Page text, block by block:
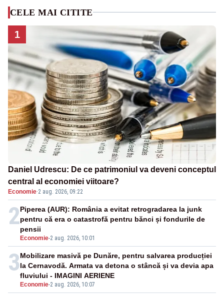
CELE MAI CITITE
1
Daniel Udrescu: De ce patrimoniul va deveni conceptul
central al economiei viitoare?
Economie·2 aug. 2026, 09:22
2
Economie-2 aug. 2026, 10:01
Piperea (AUR): România a evitat retrogradarea la junk
pentru că era o catastrofă pentru bănci și fondurile de
pensii
3
Economie-2 aug. 2026, 10:07
Mobilizare masivă pe Dunăre, pentru salvarea producției
la Cernavodă. Armata va detona o stâncă și va devia apa
fluviului - IMAGINI AERIENE